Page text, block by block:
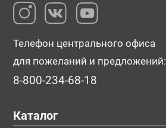
Телефон центрального офиса
для пожеланий и предложений:
8-800-234-68-18
Каталог